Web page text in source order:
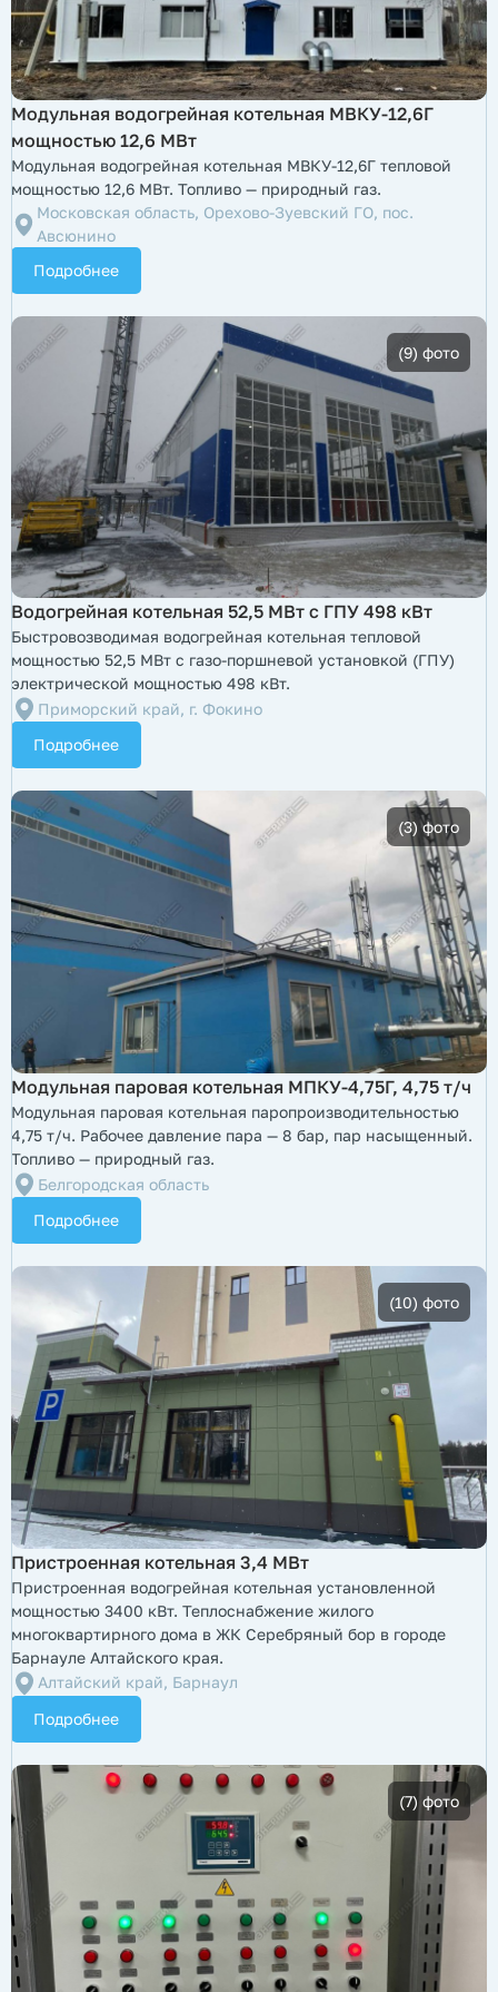
​Модульная водогрейная котельная МВКУ-12,6Г
мощностью 12,6 МВт
Модульная водогрейная котельная МВКУ-12,6Г тепловой
мощностью 12,6 МВт. Топливо — природный газ.
Московская область, Орехово-Зуевский ГО, пос.
Авсюнино
Подробнее
(9) фото
Водогрейная котельная 52,5 МВт с ГПУ 498 кВт
Быстровозводимая водогрейная котельная тепловой
мощностью 52,5 МВт с газо-поршневой установкой (ГПУ)
электрической мощностью 498 кВт.
Приморский край, г. Фокино
Подробнее
(3) фото
​Модульная паровая котельная МПКУ-4,75Г, 4,75 т/ч
Модульная паровая котельная паропроизводительностью
4,75 т/ч. Рабочее давление пара — 8 бар, пар насыщенный.
Топливо — природный газ.
Белгородская область
Подробнее
(10) фото
Пристроенная котельная 3,4 МВт
Пристроенная водогрейная котельная установленной
мощностью 3400 кВт. Теплоснабжение жилого
многоквартирного дома в ЖК Серебряный бор в городе
Барнауле Алтайского края.
Алтайский край, Барнаул
Подробнее
(7) фото